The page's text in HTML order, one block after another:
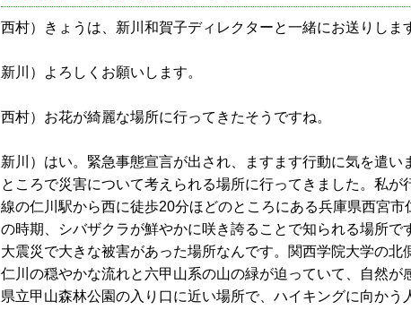
西村）きょうは、新川和賀子ディレクターと一緒にお送りしま
新川）よろしくお願いします。
西村）お花が綺麗な場所に行ってきたそうですね。
新川）はい。緊急事態宣言が出され、ますます行動に気を遣い
ところで災害について考えられる場所に行ってきました。私が
線の仁川駅から西に徒歩20分ほどのところにある兵庫県西宮市
の時期、シバザクラが鮮やかに咲き誇ることで知られる場所で
大震災で大きな被害があった場所なんです。関西学院大学の北
仁川の穏やかな流れと六甲山系の山の緑が迫っていて、自然が
県立甲山森林公園の入り口に近い場所で、ハイキングに向かう